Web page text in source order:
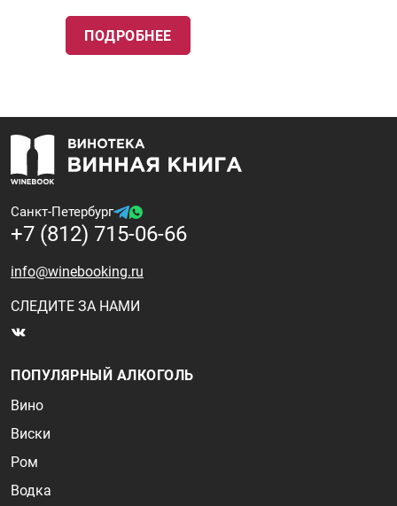
ПОДРОБНЕЕ
Санкт-Петербург
+7 (812) 715-06-66
info@winebooking.ru
СЛЕДИТЕ ЗА НАМИ
ПОПУЛЯРНЫЙ АЛКОГОЛЬ
Вино
Виски
Ром
Водка